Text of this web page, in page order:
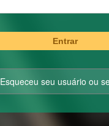
Entrar
Esqueceu seu usuário ou